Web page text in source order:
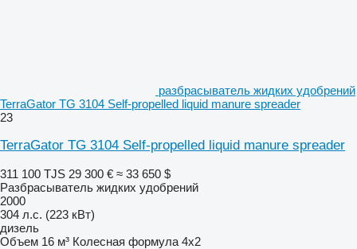
разбрасыватель жидких удобрений
TerraGator TG 3104 Self-propelled liquid manure spreader
23
TerraGator TG 3104 Self-propelled liquid manure spreader
311 100 TJS 29 300 € ≈ 33 650 $
Разбрасыватель жидких удобрений
2000
304 л.с. (223 кВт)
дизель
Объем 16 м³ Колесная формула 4x2